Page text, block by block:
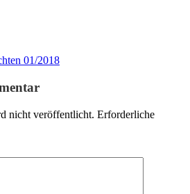
01/2018
nicht veröffentlicht. Erforderliche